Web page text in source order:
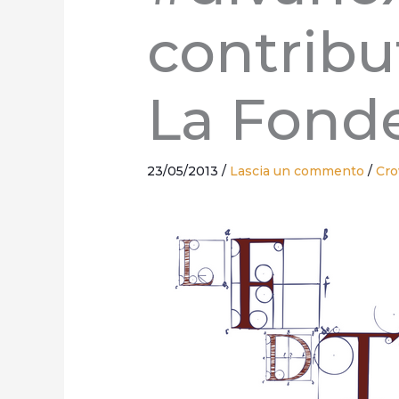
La
23/05/2013/ Lascia un commento /